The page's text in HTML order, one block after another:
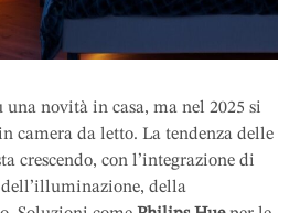
novità in casa, ma nel 2025 si
camera da letto. La tendenza delle
crescendo, con l’integrazione di
della